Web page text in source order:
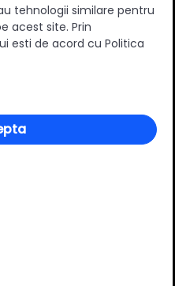
Zamac
tehnologii similare pentru
acest site. Prin
de acord cu Politica